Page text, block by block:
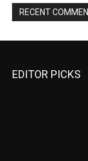
RECENT
EDITOR PICKS